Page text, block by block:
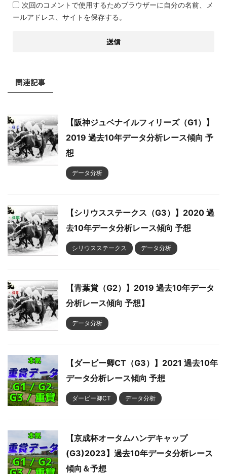
次回のコメントで使用するためブラウザーに自分の名前、メ
ールアドレス、サイトを保存する。
関連記事
【阪神ジュベナイルフィリーズ（G1）】
2019 過去10年データ分析レース傾向 予
想
データ分析
【シリウスステークス（G3）】2020 過
去10年データ分析レース傾向 予想
シリウスステークス データ分析
【青葉賞（G2）】2019 過去10年データ
分析レース傾向 予想】
データ分析
【ダービー卿CT（G3）】2021 過去10年
データ分析レース傾向 予想
ダービー卿CT データ分析
【京成杯オータムハンデキャップ
(G3)2023】過去10年データ分析レース
傾向＆予想